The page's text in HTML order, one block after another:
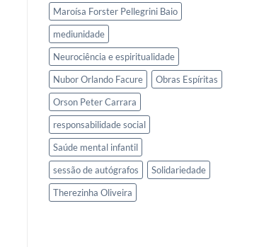
Maroísa Forster Pellegrini Baio
mediunidade
Neurociência e espiritualidade
Nubor Orlando Facure
Obras Espíritas
Orson Peter Carrara
responsabilidade social
Saúde mental infantil
sessão de autógrafos
Solidariedade
Therezinha Oliveira